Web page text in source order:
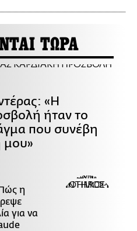
ΤΩΡΑ
«Η
ήταν το
που συνέβη
μου»
η
για να